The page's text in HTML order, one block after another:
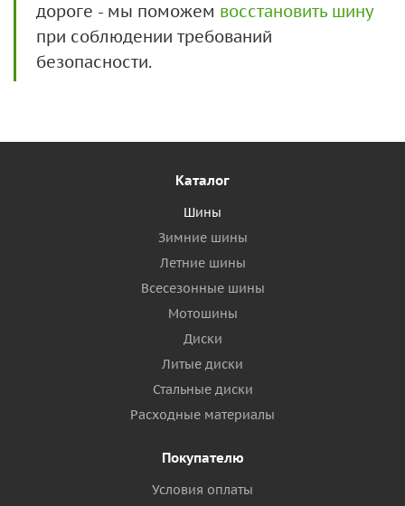
дороге - мы поможем восстановить шину
при соблюдении требований
безопасности.
Каталог
Шины
Зимние шины
Летние шины
Всесезонные шины
Мотошины
Диски
Литые диски
Стальные диски
Расходные материалы
Покупателю
Условия оплаты